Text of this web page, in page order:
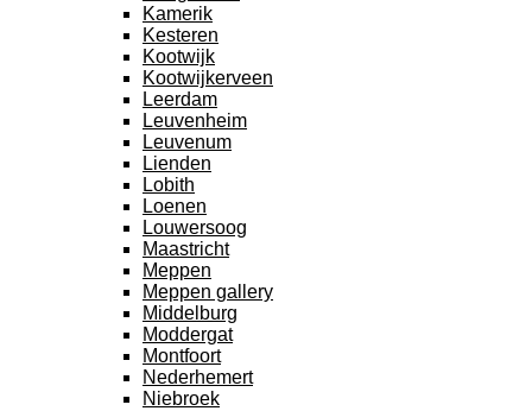
Kamerik
Kesteren
Kootwijk
Kootwijkerveen
Leerdam
Leuvenheim
Leuvenum
Lienden
Lobith
Loenen
Louwersoog
Maastricht
Meppen
Meppen gallery
Middelburg
Moddergat
Montfoort
Nederhemert
Niebroek